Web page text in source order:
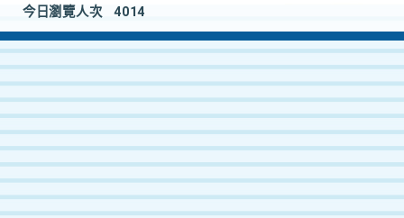
今日瀏覽人次
4014